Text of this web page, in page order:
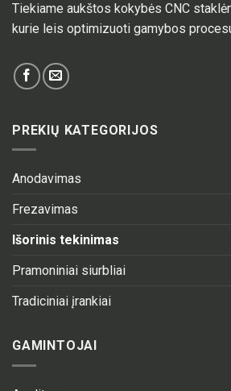
Tiekiame aukštos kokybės CNC
kurie leis optimizuoti gamybos
PREKIŲ KATEGORIJOS
Anodavimas
Frezavimas
Išorinis tekinimas
Pramoniniai siurbliai
Tradiciniai įrankiai
GAMINTOJAI